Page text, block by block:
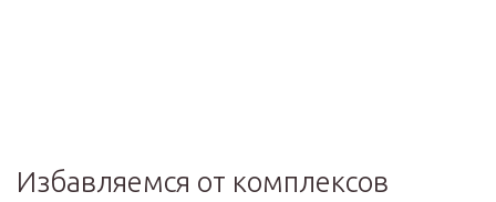
Избавляемся от комплексов